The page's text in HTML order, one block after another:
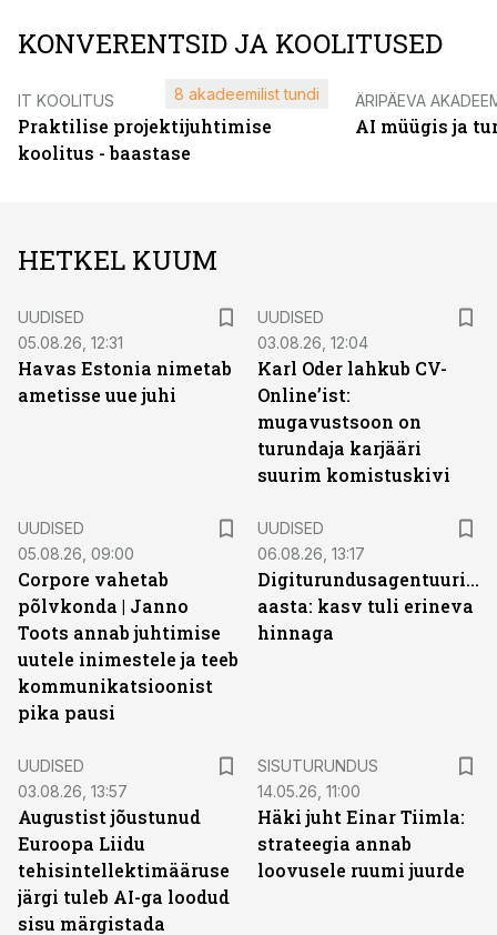
KONVERENTSID JA KOOLITUSED
IT KOOLITUS
Praktilise projektijuhtimise
koolitus - baastase
8 akadeemilist tundi ÄRIPÄEVA
AI müügis ja
HETKEL KUUM
UUDISED
05.08.26, 12:31
Havas Estonia nimetab
ametisse uue juhi
UUDISED
03.08.26, 12:04
Karl Oder lahkub CV-
Online’ist:
mugavustsoon on
turundaja karjääri
suurim komistuskivi
UUDISED
05.08.26, 09:00
Corpore vahetab
põlvkonda | Janno
Toots annab juhtimise
uutele inimestele ja teeb
kommunikatsioonist
pika pausi
UUDISED
06.08.26, 13:17
Digiturundusagentuuride
aasta: kasv tuli erineva
hinnaga
UUDISED
03.08.26, 13:57
Augustist jõustunud
Euroopa Liidu
tehisintellektimääruse
järgi tuleb AI-ga loodud
sisu märgistada
SISUTURUNDUS
14.05.26, 11:00
Häki juht Einar Tiimla:
strateegia annab
loovusele ruumi juurde